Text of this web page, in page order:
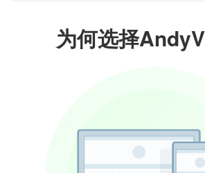
为何选择